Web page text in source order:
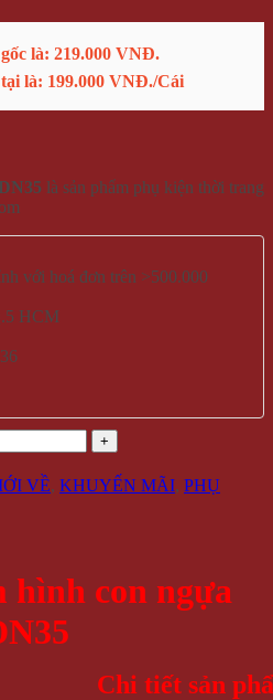
là: 219.000 VNĐ.
là: 199.000 VNĐ./Cái
là sản phẩm phụ kiện thời trang
với hoá đơn trên >500.000
HCM
VỀ, KHUYẾN MÃI, PHỤ
hình con ngựa
Chi tiết sản